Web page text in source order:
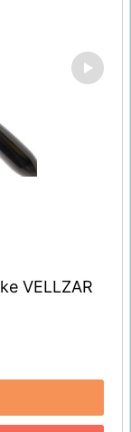
VELLZAR